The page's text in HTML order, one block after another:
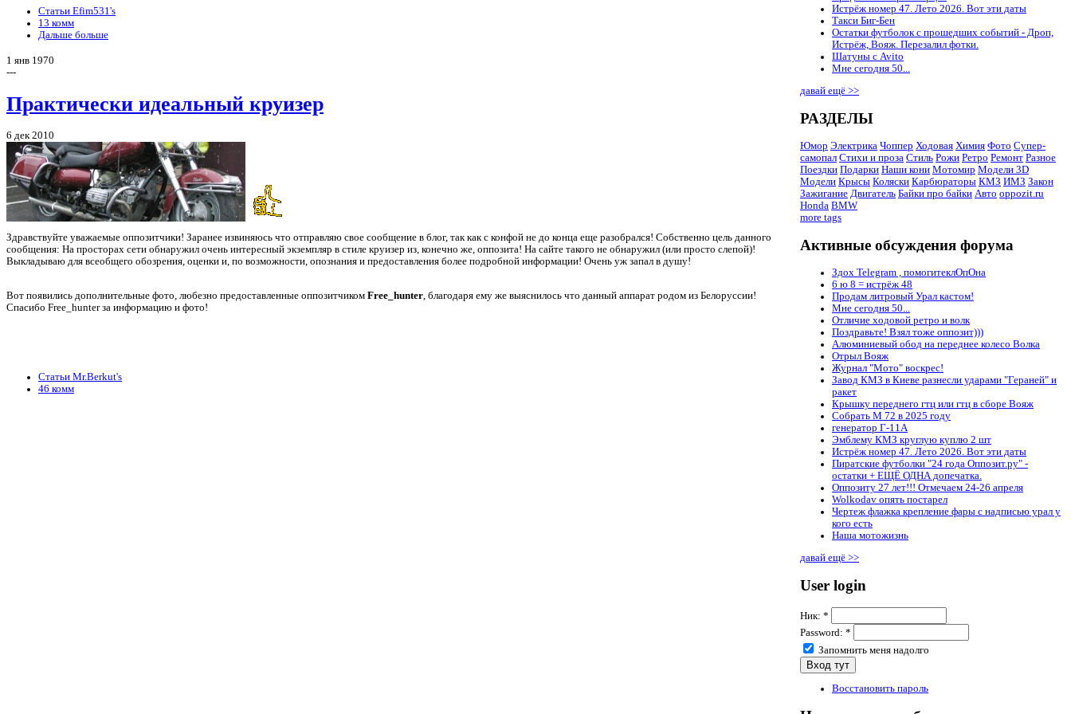
Статьи Efim531's
13 комм
Дальше больше
1 янв 1970
---
Практически идеальный круизер
6 дек 2010
Здравствуйте уважаемые оппозитчики! Заранее извиняюсь что отправляю свое сообщение в блог, так как с конфой не до конца еще разобрался! Собственно цель данного
сообщения: На просторах сети обнаружил очень интересный экземпляр в стиле круизер из, конечно же, оппозита! На сайте такого не обнаружил (или просто слепой)!
Выкладываю для всеобщего обозрения, оценки и, по возможности, опознания и предоставления более подробной информации! Очень уж запал в душу!
Вот появились дополнительные фото, любезно предоставленные оппозитчиком Free_hunter , благодаря ему же выяснилось что данный аппарат родом из Белоруссии!
Спасибо Free_hunter за информацию и фото!
Статьи Mr.Berkut's
46 комм
Истрёж номер 47. Лето 2026. Вот эти даты
Такси Биг-Бен
Остатки футболок с прошедших событий - Дроп,
Истрёж, Вояж. Перезалил фотки.
Шатуны с Avito
Мне сегодня 50...
давай ещё >>
РАЗДЕЛЫ
Юмор Электрика Чоппер Ходовая Химия Фото Супер-
самопал Стихи и проза Стиль Рожи Ретро Ремонт Разное
Поездки Подарки Наши кони Мотомир Модели 3D
Модели Крысы Коляски Карбюраторы КМЗ ИМЗ Закон
Зажигание Двигатель Байки про байки Авто oppozit.ru
Honda BMW
more tags
Активные обсуждения форума
Здох Telegram , помогитеклОпОна
6 ю 8 = истрёж 48
Продам литровый Урал кастом!
Мне сегодня 50...
Отличие ходовой ретро и волк
Поздравьте! Взял тоже оппозит)))
Алюминиевый обод на переднее колесо Волка
Отрыл Вояж
Журнал "Мото" воскрес!
Завод КМЗ в Киеве разнесли ударами "Гераней" и
ракет
Крышку переднего гтц или гтц в сборе Вояж
Собрать М 72 в 2025 году
генератор Г-11А
Эмблему КМЗ круглую куплю 2 шт
Истрёж номер 47. Лето 2026. Вот эти даты
Пиратские футболки "24 года Оппозит.ру" -
остатки + ЕЩЁ ОДНА допечатка.
Оппозиту 27 лет!!! Отмечаем 24-26 апреля
Wolkodav опять постарел
Чертеж флажка крепление фары с надписью урал у
кого есть
Наша мотожизнь
давай ещё >>
User login
Ник: *
Password: *
Запомнить меня надолго
Восстановить пароль